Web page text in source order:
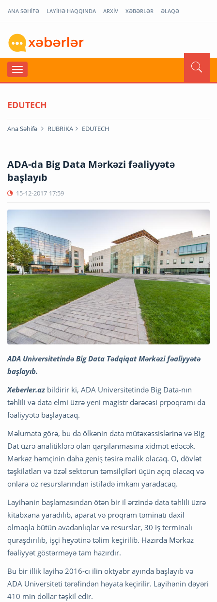
ANA SƏHİFƏ LAYİHƏ HAQQINDA ARXİV XƏBƏRLƏR ƏLAQƏ
EDUTECH
Ana Səhifə RUBRİKA EDUTECH
ADA-da Big Data Mərkəzi fəaliyyətə
başlayıb
15-12-2017 17:59
ADA Universitetində Big Data Tədqiqat Mərkəzi fəaliyyətə
başlayıb.
Xeberler.az bildirir ki, ADA Universitetində Big Data-nın
təhlili və data elmi üzrə yeni magistr dərəcəsi prpoqramı da
fəaliyyətə başlayacaq.
Məlumata görə, bu da ölkənin data mütəxəssislərinə və Big
Dat üzrə analitiklərə olan qarşılanmasına xidmət edəcək.
Mərkəz həmçinin daha geniş təsirə malik olacaq. O, dövlət
təşkilatları və özəl sektorun təmsilçiləri üçün açıq olacaq və
onlara öz resurslarından istifadə imkanı yaradacaq.
Layihənin başlamasından ötən bir il ərzində data təhlili üzrə
kitabxana yaradılıb, aparat və proqram təminatı daxil
olmaqla bütün avadanlıqlar və resurslar, 30 iş terminalı
quraşdırılıb, işçi heyətinə təlim keçirilib. Hazırda Mərkəz
fəaliyyət göstərməyə tam hazırdır.
Bu bir illik layihə 2016-cı ilin oktyabr ayında başlayıb və
ADA Universiteti tərəfindən həyata keçirilir. Layihənin dəyəri
410 min dollar təşkil edir.